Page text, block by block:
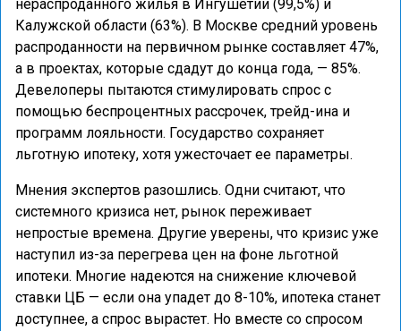
нераспроданного жилья в Ингушетии (99,5%) и
Калужской области (63%). В Москве средний уровень
распроданности на первичном рынке составляет 47%,
а в проектах, которые сдадут до конца года, — 85%.
Девелоперы пытаются стимулировать спрос с
помощью беспроцентных рассрочек, трейд-ина и
программ лояльности. Государство сохраняет
льготную ипотеку, хотя ужесточает ее параметры.
Мнения экспертов разошлись. Одни считают, что
системного кризиса нет, рынок переживает
непростые времена. Другие уверены, что кризис уже
наступил из-за перегрева цен на фоне льготной
ипотеки. Многие надеются на снижение ключевой
ставки ЦБ — если она упадет до 8-10%, ипотека станет
доступнее, а спрос вырастет. Но вместе со спросом